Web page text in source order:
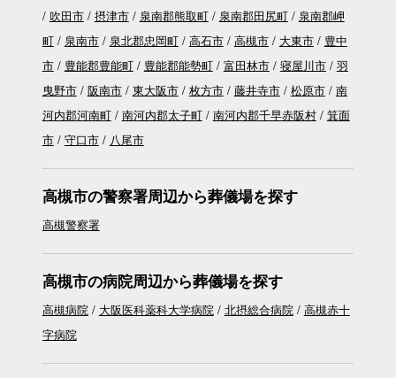
吹田市
摂津市 泉南郡熊取町 泉南郡田尻町
泉南郡岬
町
泉南市 泉北郡忠岡町 高石市 高槻市 大東市
豊中
市
豊能郡豊能町 豊能郡能勢町 富田林市 寝屋川市
羽
曳野市
阪南市 東大阪市 枚方市 藤井寺市 松原市
南
河内郡河南町
南河内郡太子町 南河内郡千早赤阪村
箕面
市
守口市 八尾市
高槻市の警察署周辺から葬儀場を探す
高槻警察署
高槻市の病院周辺から葬儀場を探す
高槻病院 大阪医科薬科大学病院 北摂総合病院
高槻赤十
字病院